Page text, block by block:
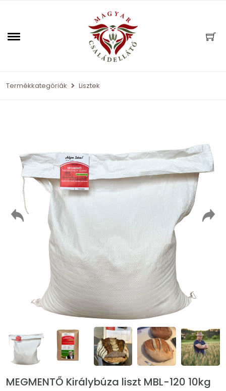
Termékkategóriák Lisztek
MEGMENTŐ Királybúza liszt MBL-120 10kg